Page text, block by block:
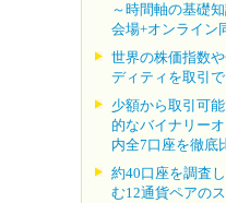
～時間軸の基礎
会場+オンライン
世界の株価指数
ディティを取引
少額から取引可
的なバイナリー
内全7口座を徹底
約40口座を調査
む12通貨ペアの